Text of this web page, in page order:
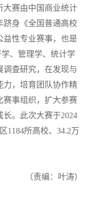
大赛由中国商业统计
跻身《全国普通高校
益性专业赛事，也是
、管理学、统计学
调查研究，在发现与
力，培育团队协作精
赛事组织，扩大参赛
。此次大赛于2024
1184所高校、34.2万
（责编：叶涛）